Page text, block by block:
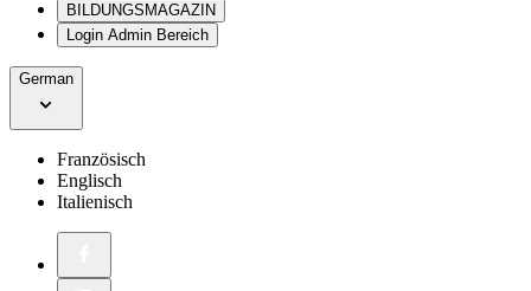
BILDUNGSMAGAZIN
Login Admin Bereich
German
Französisch
Englisch
Italienisch